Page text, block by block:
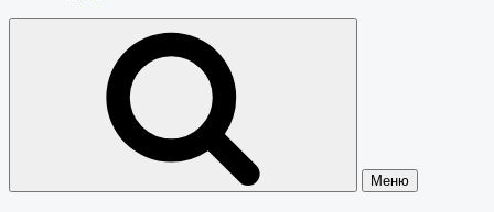
Меню